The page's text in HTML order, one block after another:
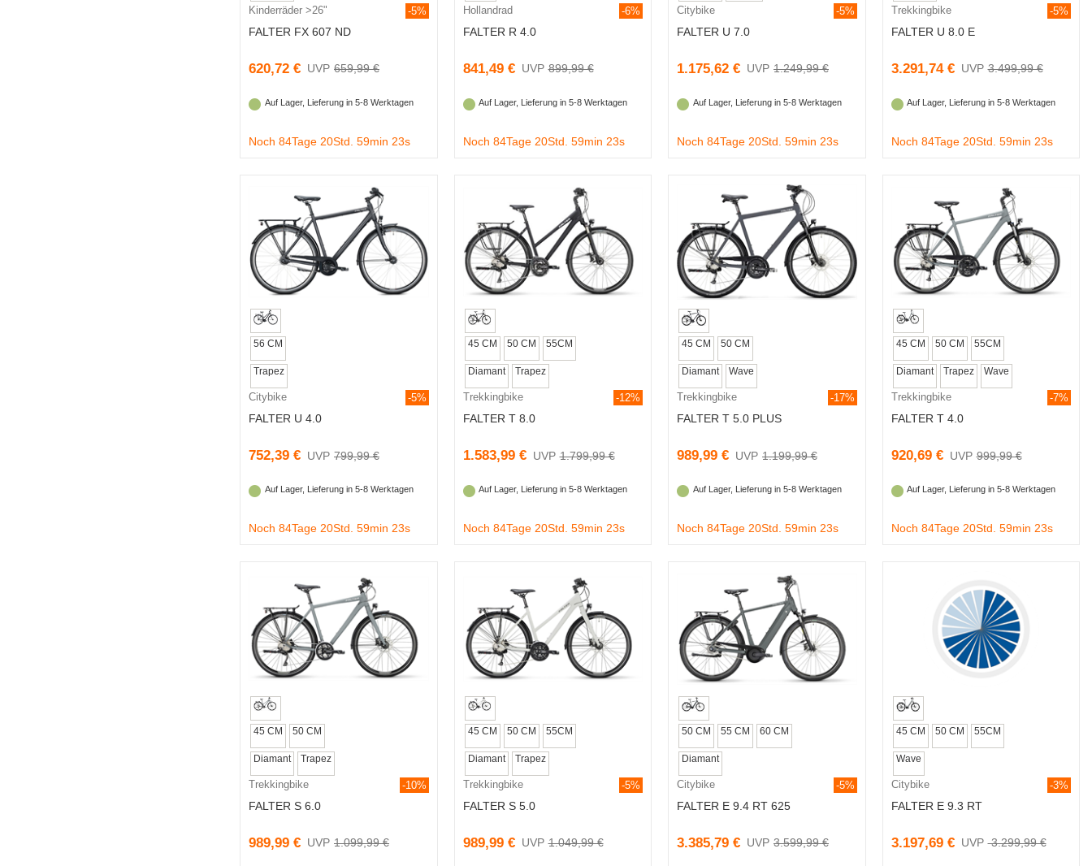
Kinderräder >26" -5%
FALTER FX 607 ND
620,72 € 659,99 €
Auf Lager, Lieferung in 5-8 Werktagen
Noch 84Tage 20Std. 59min 22s
Hollandrad -6%
FALTER R 4.0
841,49 € 899,99 €
Auf Lager, Lieferung in 5-8 Werktagen
Noch 84Tage 20Std. 59min 22s
Citybike -5%
FALTER U 7.0
1.175,62 € 1.249,99 €
Auf Lager, Lieferung in 5-8 Werktagen
Noch 84Tage 20Std. 59min 22s
Trekkingbike -5%
FALTER U 8.0 E
3.291,74 € 3.499,99 €
Auf Lager, Lieferung in 5-8 Werktagen
Noch 84Tage 20Std. 59min 22s
56 CM
Trapez
Citybike -5%
FALTER U 4.0
752,39 € 799,99 €
Auf Lager, Lieferung in 5-8 Werktagen
Noch 84Tage 20Std. 59min 22s
45 CM 50 CM 55CM
Diamant Trapez
Trekkingbike -12%
FALTER T 8.0
1.583,99 € 1.799,99 €
Auf Lager, Lieferung in 5-8 Werktagen
Noch 84Tage 20Std. 59min 22s
45 CM 50 CM
Diamant Wave
Trekkingbike -17%
FALTER T 5.0 PLUS
989,99 € 1.199,99 €
Auf Lager, Lieferung in 5-8 Werktagen
Noch 84Tage 20Std. 59min 22s
45 CM 50 CM 55CM
Diamant Trapez Wave
Trekkingbike -7%
FALTER T 4.0
920,69 € 999,99 €
Auf Lager, Lieferung in 5-8 Werktagen
Noch 84Tage 20Std. 59min 22s
45 CM 50 CM
Diamant Trapez
Trekkingbike -10%
FALTER S 6.0
989,99 € 1.099,99 €
45 CM 50 CM 55CM
Diamant Trapez
Trekkingbike -5%
FALTER S 5.0
989,99 € 1.049,99 €
50 CM 55 CM 60 CM
Diamant
Citybike -5%
FALTER E 9.4 RT 625
3.385,79 € 3.599,99 €
45 CM 50 CM 55CM
Wave
Citybike -3%
FALTER E 9.3 RT
3.197,69 € 3.299,99 €